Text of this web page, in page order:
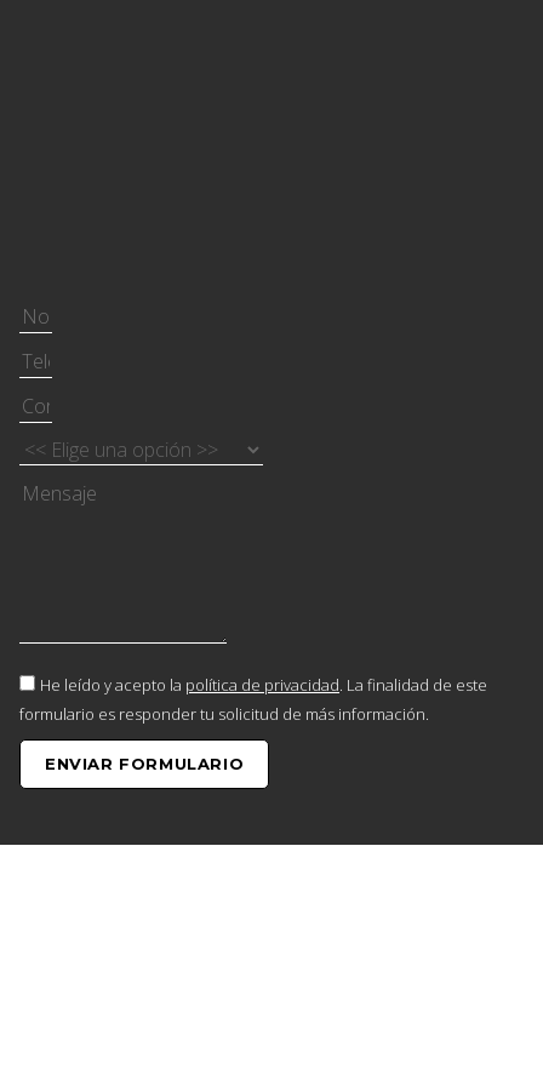
He leído y acepto la política de privacidad. La finalidad de este
formulario es responder tu solicitud de más información.
ENVIAR FORMULARIO